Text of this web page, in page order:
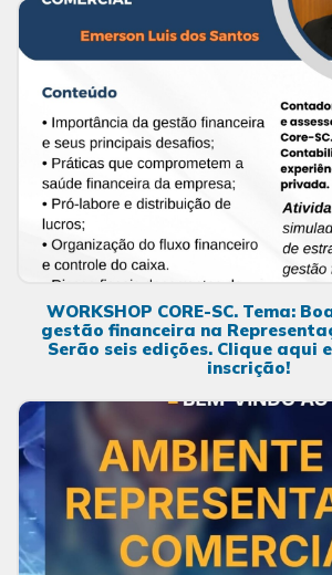
WORKSHOP CORE-SC. Tema:
gestão financeira na
Serão seis edições. Clique aqui
inscrição!